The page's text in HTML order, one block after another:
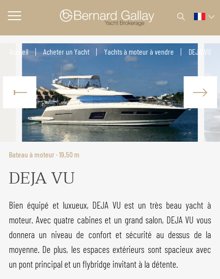
Accueil Acheter un Yacht Yachts à moteur à vendre DEJA VU
Bateau à moteur · 19,50 m
DEJA VU
Bien équipé et luxueux, DEJA VU est un très beau yacht à
moteur. Avec quatre cabines et un grand salon, DEJA VU vous
donnera un niveau de confort et sécurité au dessus de la
moyenne. De plus, les espaces extérieurs sont spacieux avec
un pont principal et un flybridge invitant à la détente.